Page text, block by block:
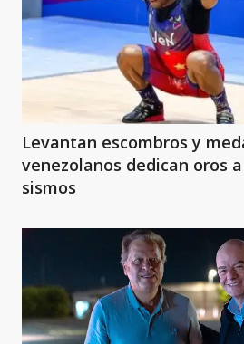
Levantan escombros y
venezolanos dedican oros
sismos